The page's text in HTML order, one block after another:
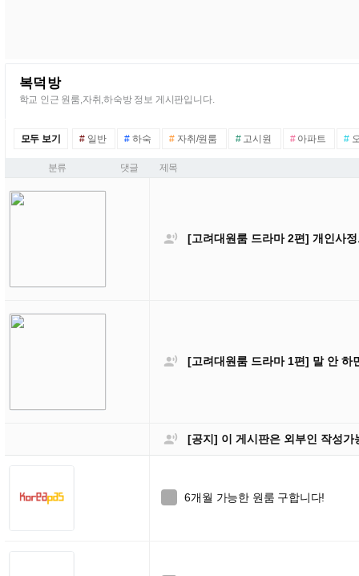
복덕방
학교 인근 원룸,자취,하숙방 정보 게시판입니다.
모두 보기 # 일반 # 하숙 # 자취/원룸 #고시원 #아파트 #
분류 댓글 제목
 [고려대원룸 드라마 2편] 개인사
 [고려대원룸 드라마 1편] 말 안 하
 [공지] 이 게시판은 외부인 작성가
6개월 가능한 원룸 구합니다!